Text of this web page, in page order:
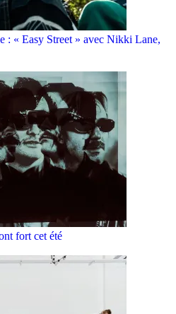
: « Easy Street » avec Nikki Lane,
fort cet été